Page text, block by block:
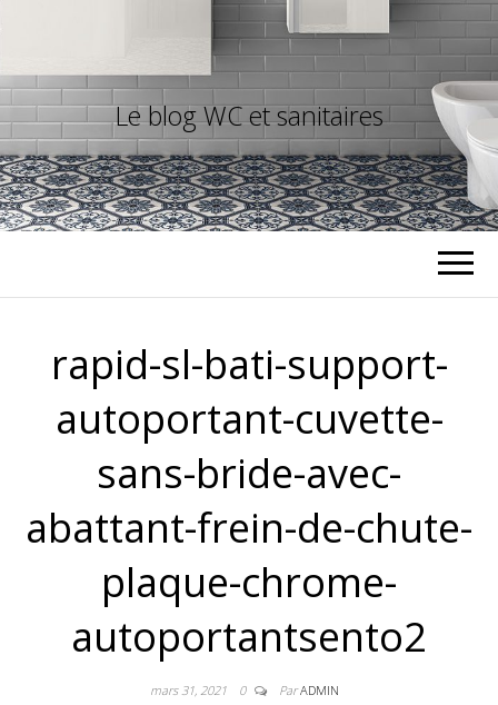
Le blog WC et sanitaires
rapid-sl-bati-support-
autoportant-cuvette-
sans-bride-avec-
abattant-frein-de-chute-
plaque-chrome-
autoportantsento2
mars 31, 2021 0 ParADMIN